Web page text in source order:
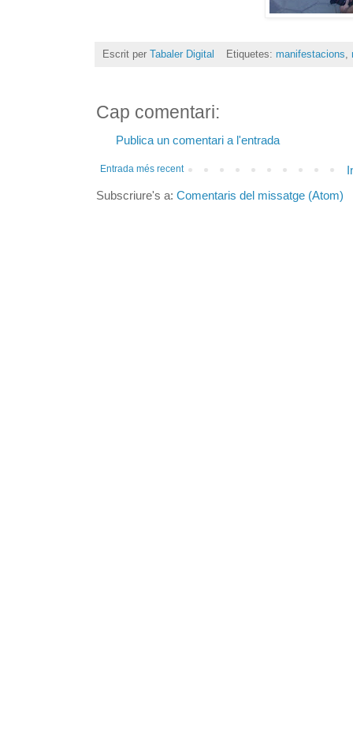
Escrit per Tabaler Digital Etiquetes: manifestacions,
Cap comentari:
Publica un comentari a l'entrada
Entrada més recent
Subscriure's a: Comentaris del missatge (Atom)